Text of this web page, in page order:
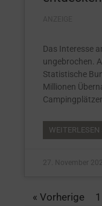
Das Interesse
ungebrochen.
Statistische
Millionen
WEITERLESEN
27. November
« Vorherige 1